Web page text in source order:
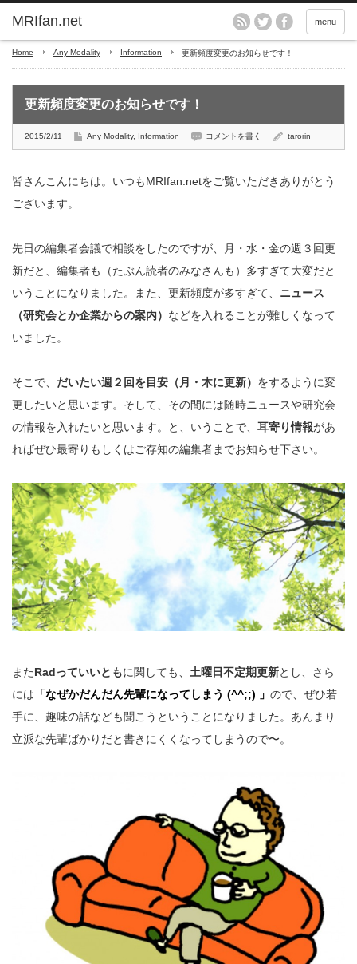
MRIfan.net menu
Home Any Modality Information 更新頻度変更のお知らせです！
更新頻度変更のお知らせです！
2015/2/11 Any Modality, Information コメントを書く tarorin
皆さんこんにちは。いつもMRIfan.netをご覧いただきありがとう
ございます。
先日の編集者会議で相談をしたのですが、月・水・金の週３回更
新だと、編集者も（たぶん読者のみなさんも）多すぎて大変だと
いうことになりました。また、更新頻度が多すぎて、 ニュース
（研究会とか企業からの案内） などを入れることが難しくなって
いました。
そこで、 だいたい週２回を目安（月・木に更新） をするように変
更したいと思います。そして、その間には随時ニュースや研究会
の情報を入れたいと思います。と、いうことで、 耳寄り情報があ
ればぜひ最寄りもしくはご存知の編集者までお知らせ下さい。
またRadっていいともに関しても、 土曜日不定期更新とし、さら
には 「なぜかだんだん先輩になってしまう (^^;;) 」 ので、ぜひ若
手に、趣味の話なども聞こうということになりました。あんまり
立派な先輩ばかりだと書きにくくなってしまうので〜。